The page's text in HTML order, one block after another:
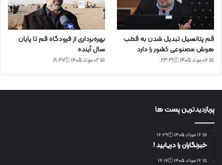
قم پتانسیل تبدیل شدن به قطب
هوش مصنوعی کشور را دارد
📅 06 مرداد 1405 🕙23:31
بهره‌برداری از فرودگاه قم تا پایان
سال آینده
📅 02 مرداد 1405 🕙18:47
پربازدیدترین پست ها
📅 16 مرداد 1405 🕙16:29
خبرنگاران را دریابید !
📅 16 مرداد 1405 🕙16:17